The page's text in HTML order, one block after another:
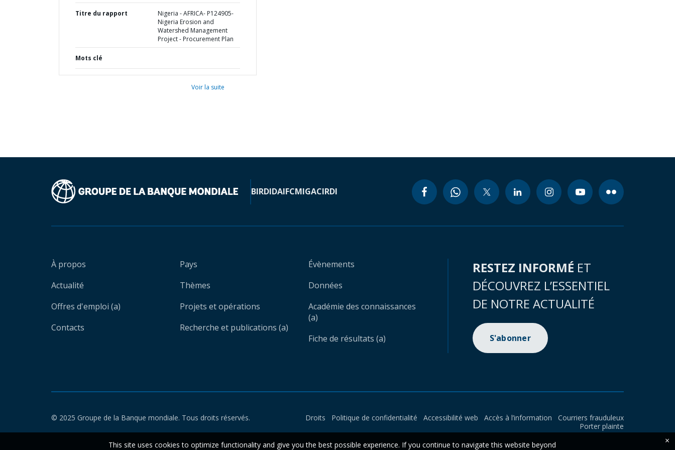
Titre du rapport
Nigeria - AFRICA- P124905-
Nigeria Erosion and
Watershed Management
Project - Procurement Plan
Mots clé
Voir la suite
BIRDIDAIFCMIGACIRDI
À propos
Actualité
Offres d'emploi (a)
Contacts
Pays
Thèmes
Projets et opérations
Recherche et publications (a)
Évènements
Données
Académie des connaissances
(a)
Fiche de résultats (a)
RESTEZ INFORMÉ ET
DÉCOUVREZ L’ESSENTIEL
DE NOTRE ACTUALITÉ
S'abonner
© 2025 Groupe de la Banque mondiale. Tous droits réservés. Droits Politique de confidentialité Accessibilité web Accès à l’information
Courriers frauduleux
Porter plainte
This site uses cookies to optimize functionality and give you the best possible experience. If you continue to navigate this website beyond
×